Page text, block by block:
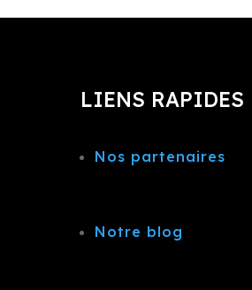
LIENS RAPIDES
Nos partenaires
Notre blog